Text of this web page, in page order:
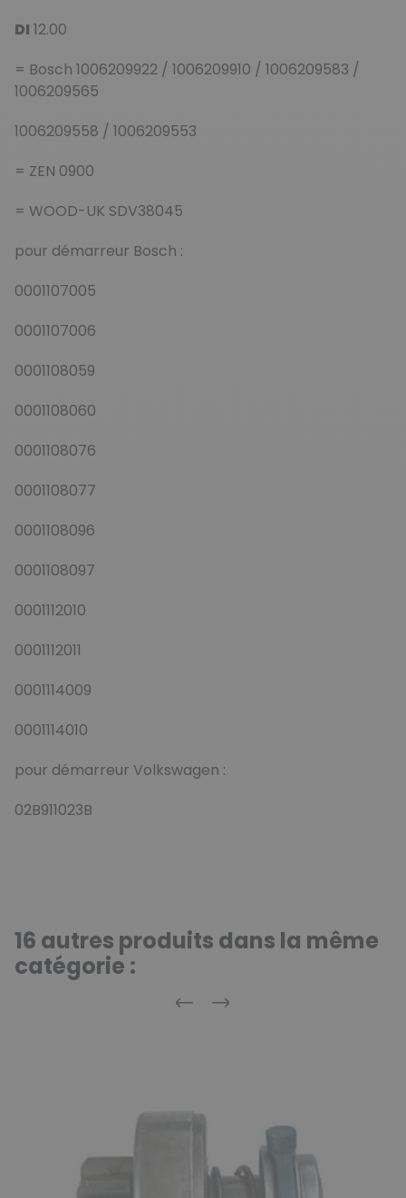
DI 12.00
= Bosch 1006209922 / 1006209910 / 1006209583 /
1006209565
1006209558 / 1006209553
= ZEN 0900
= WOOD-UK SDV38045
pour démarreur Bosch :
0001107005
0001107006
0001108059
0001108060
0001108076
0001108077
0001108096
0001108097
0001112010
0001112011
0001114009
0001114010
pour démarreur Volkswagen :
02B911023B
16 autres produits dans la même
catégorie :
Précédent
Suivant